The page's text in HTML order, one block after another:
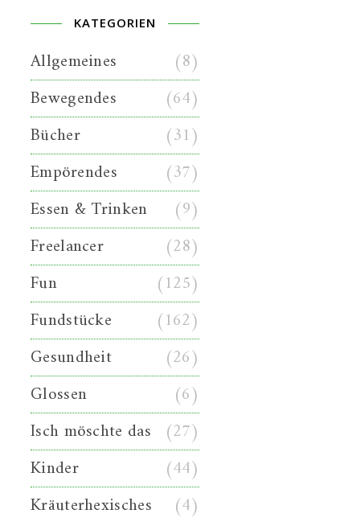
KATEGORIEN
Allgemeines
(8)
Bewegendes
(64)
Bücher
(31)
Empörendes
(37)
Essen & Trinken
(9)
Freelancer
(28)
Fun
(125)
Fundstücke
(162)
Gesundheit
(26)
Glossen
(6)
Isch möschte das (27)
Kinder
(44)
Kräuterhexisches
(4)